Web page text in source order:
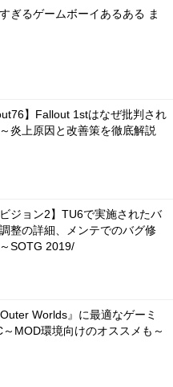
ぎるゲームボーイあるある ま
】Fallout 1stはなぜ批判され
炎上原因と改善策を徹底解説
ビジョン2】TU6で実施されたバ
整の詳細、メンテでのバグ修
SOTG 2019/
Outer Worlds』に最適なゲーミ
～MOD環境向けのオススメも～